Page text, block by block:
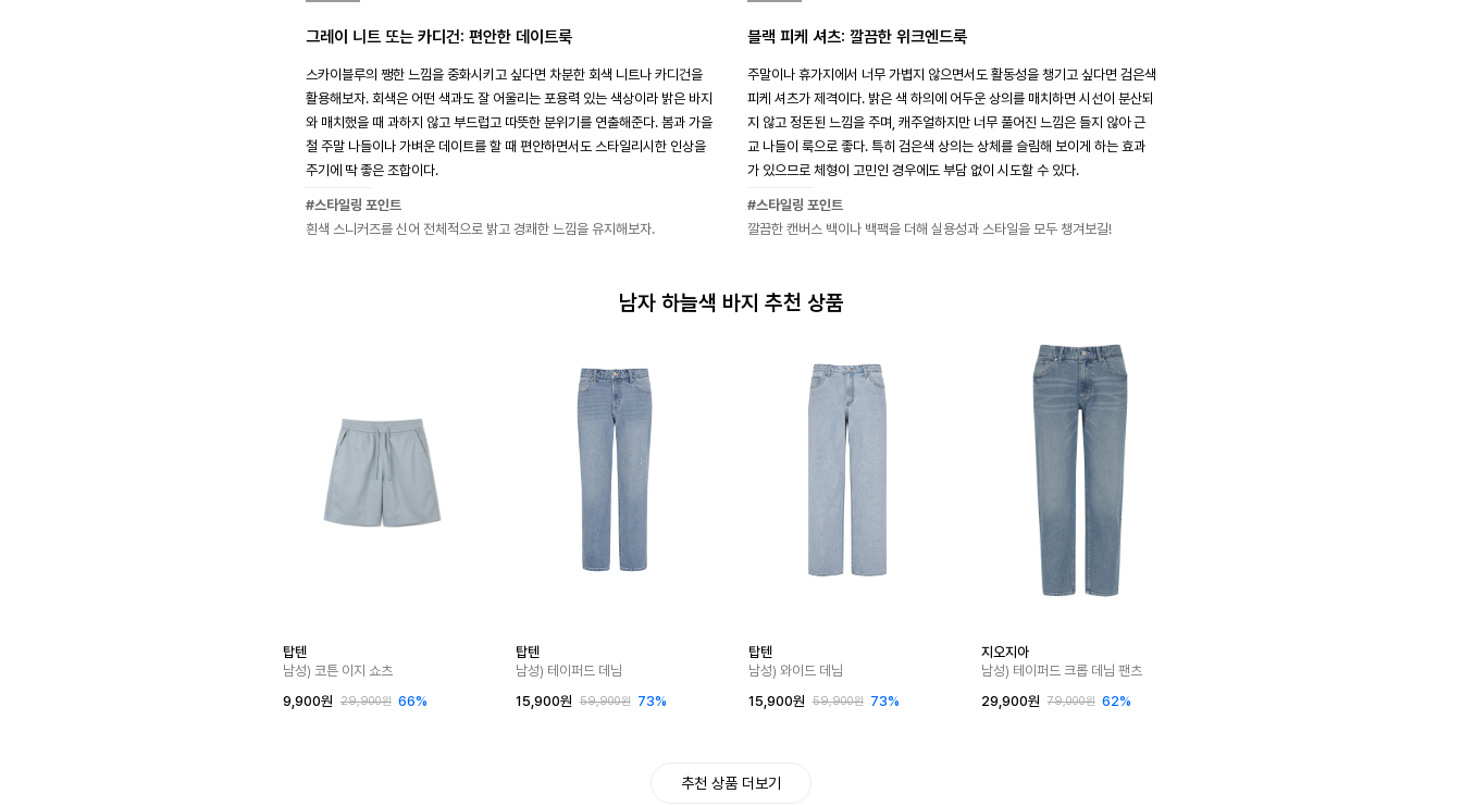
그레이 니트 또는 카디건: 편안한 데이트룩
스카이블루의 쨍한 느낌을 중화시키고 싶다면 차분한 회색 니트나 카디건을
활용해보자. 회색은 어떤 색과도 잘 어울리는 포용력 있는 색상이라 밝은 바지
와 매치했을 때 과하지 않고 부드럽고 따뜻한 분위기를 연출해준다. 봄과 가을
철 주말 나들이나 가벼운 데이트를 할 때 편안하면서도 스타일리시한 인상을
주기에 딱 좋은 조합이다.
#스타일링 포인트
흰색 스니커즈를 신어 전체적으로 밝고 경쾌한 느낌을 유지해보자.
블랙 피케 셔츠: 깔끔한 위크엔드룩
주말이나 휴가지에서 너무 가볍지 않으면서도 활동성을 챙기고 싶다면 검은색
피케 셔츠가 제격이다. 밝은 색 하의에 어두운 상의를 매치하면 시선이 분산되
지 않고 정돈된 느낌을 주며, 캐주얼하지만 너무 풀어진 느낌은 들지 않아 근
교 나들이 룩으로 좋다. 특히 검은색 상의는 상체를 슬림해 보이게 하는 효과
가 있으므로 체형이 고민인 경우에도 부담 없이 시도할 수 있다.
#스타일링 포인트
깔끔한 캔버스 백이나 백팩을 더해 실용성과 스타일을 모두 챙겨보길!
남자 하늘색 바지 추천 상품
탑텐
남성) 코튼 이지 쇼츠
9,900원
29,900원 66%
탑텐
남성) 테이퍼드 데님
15,900원
59,900원 73%
탑텐
남성) 와이드 데님
15,900원
59,900원 73%
지오지아
남성) 테이퍼드 크롭 데님 팬츠
29,900원
79,000원 62%
추천 상품 더보기